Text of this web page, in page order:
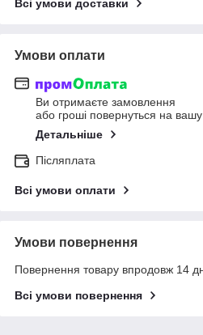
Всі умови доставки
Умови оплати
Ви отримаєте замовлення
або гроші повернуться на вашу
Детальніше
Післяплата
Всі умови оплати
Умови повернення
Повернення товару впродовж 14
Всі умови повернення